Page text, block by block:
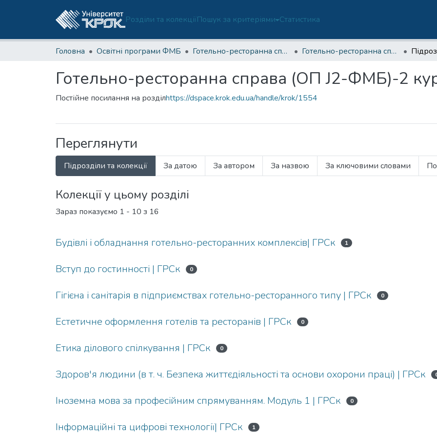
Розділи та колекціїПошук за критеріями Статистика
Головна Освітні програми ФМБ Готельно-ресторанна справа (ОП 241/J2-ФМБ) Готельно-ресторанна справа (ОП J2-ФМБ)-2 курс
Готельно-ресторанна справа (ОП J2-ФМБ)-2
Постійне посилання на розділhttps://dspace.krok.edu.ua/handle/krok/1554
Переглянути
Підрозділи та колекції За датою За автором За назвою За ключовими словами
Колекції у цьому розділі
Зараз показуємо 1 - 10 з 16
Будівлі і обладнання готельно-ресторанних комплексів| ГРСк 1
Вступ до гостинності | ГРСк 0
Гігієна і санітарія в підприємствах готельно-ресторанного типу | ГРСк 0
Естетичне оформлення готелів та ресторанів | ГРСк 0
Етика ділового спілкування | ГРСк 0
Здоров'я людини (в т. ч. Безпека життєдіяльності та основи охорони праці) | ГРСк
Іноземна мова за професійним спрямуванням. Модуль 1 | ГРСк 0
Інформаційні та цифрові технології| ГРСк 1